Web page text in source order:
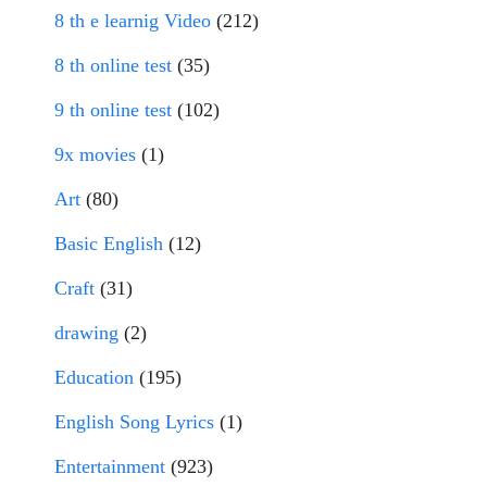
8 th e learnig Video (212)
8 th online test (35)
9 th online test (102)
9x movies (1)
Art (80)
Basic English (12)
Craft (31)
drawing (2)
Education (195)
English Song Lyrics (1)
Entertainment (923)